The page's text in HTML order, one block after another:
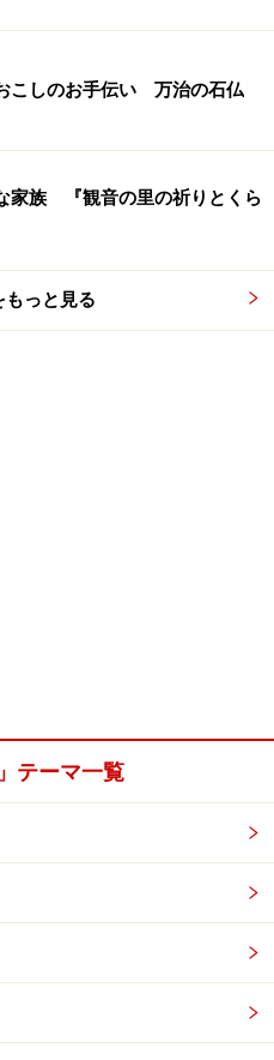
こしのお手伝い 万治の石仏
家族 『観音の里の祈りとくら
もっと見る
テーマ一覧